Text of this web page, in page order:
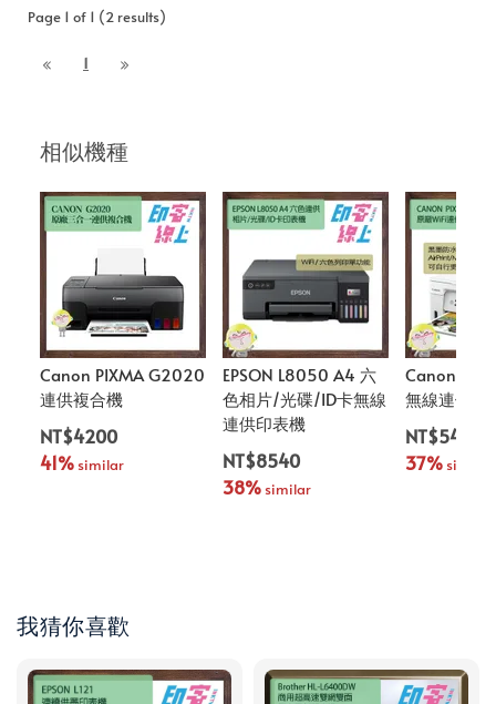
Page 1 of 1 (2 results)
1
相似機種
Canon PIXMA G2020
連供複合機
NT$4200
41% similar
EPSON L8050 A4 六
色相片/光碟/ID卡無線
連供印表機
NT$8540
38% similar
Canon
無線連供複
NT$5400
37% similar
我猜你喜歡